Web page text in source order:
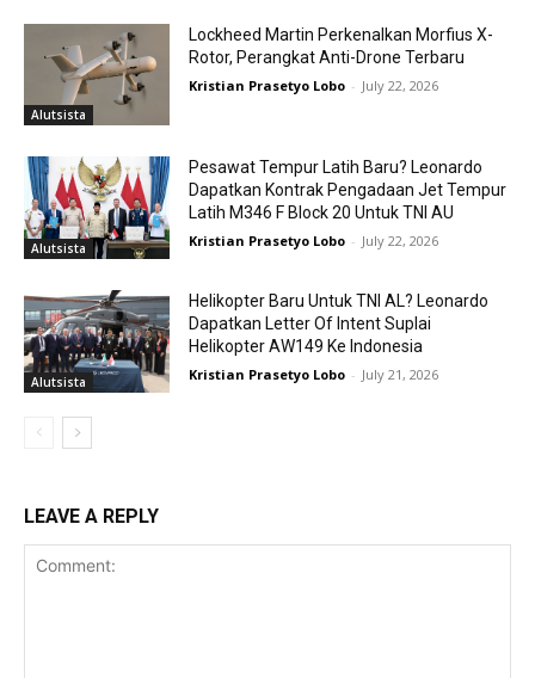
Alutsista
Lockheed Martin Perkenalkan Morfius X-
Rotor, Perangkat Anti-Drone Terbaru
Kristian Prasetyo Lobo - July 22, 2026
Alutsista
Pesawat Tempur Latih Baru? Leonardo
Dapatkan Kontrak Pengadaan Jet Tempur
Latih M346 F Block 20 Untuk TNI AU
Kristian Prasetyo Lobo - July 22, 2026
Alutsista
Helikopter Baru Untuk TNI AL? Leonardo
Dapatkan Letter Of Intent Suplai
Helikopter AW149 Ke Indonesia
Kristian Prasetyo Lobo - July 21, 2026
LEAVE A REPLY